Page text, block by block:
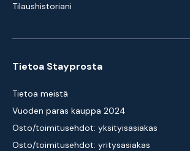
Tilaushistoriani
Tietoa Stayprosta
Tietoa meistä
Vuoden paras kauppa 2024
Osto/toimitusehdot: yksityisasiakas
Osto/toimitusehdot: yritysasiakas